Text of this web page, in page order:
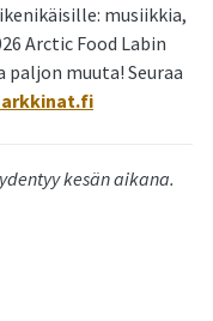
musiikkia,
Arctic Food Labin
muuta! Seuraa
kesän aikana.